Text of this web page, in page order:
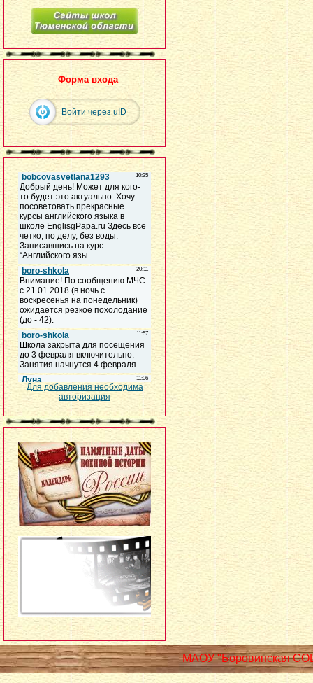
Форма входа
Войти через uID
Для добавления необходима
авторизация
МАОУ "Боровинская